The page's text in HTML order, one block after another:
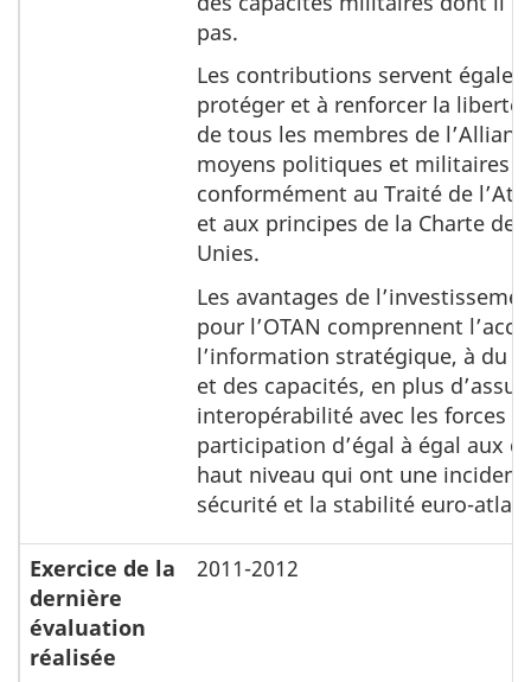
pas.
Les contributions servent
protéger et à renforcer la liberté
de tous les membres de
moyens politiques et militaires
conformément au Traité de
et aux principes de la Charte
Unies.
Les avantages de
pour l’OTAN comprennent
l’information stratégique, à du
et des capacités, en plus
interopérabilité avec les forces
participation d’égal à égal aux
haut niveau qui ont une
sécurité et la stabilité euro-
Exercice de la
dernière
évaluation
réalisée
2011-2012